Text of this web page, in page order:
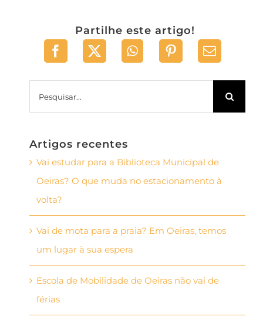
Partilhe este artigo!
Artigos recentes
Vai estudar para a Biblioteca Municipal de
Oeiras? O que muda no estacionamento à
volta?
Vai de mota para a praia? Em Oeiras, temos
um lugar à sua espera
Escola de Mobilidade de Oeiras não vai de
férias